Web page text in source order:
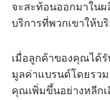
จะสะท้อนออกมาใน
บริการที่พวกเขาให้บ
เมื่อลูกค้าของคุณได้
มูลค่าแบรนด์โดยรว
คุณเพิ่มขึ้นอย่างหลีกเ